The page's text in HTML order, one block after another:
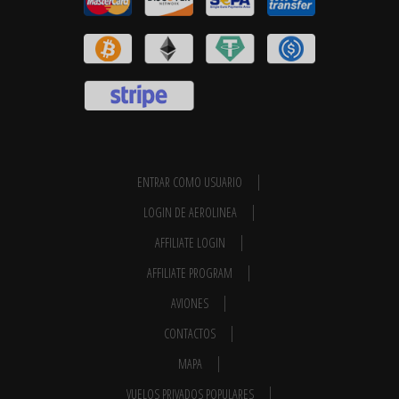
ENTRAR COMO USUARIO
LOGIN DE AEROLINEA
AFFILIATE LOGIN
AFFILIATE PROGRAM
AVIONES
CONTACTOS
MAPA
VUELOS PRIVADOS POPULARES